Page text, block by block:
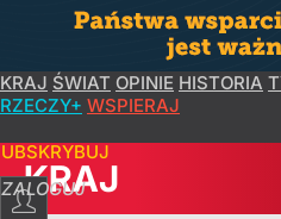
KRAJ ŚWIAT OPINIE HISTORIA
RZECZY+ WSPIERAJ
ZALOGUJ
KRAJ